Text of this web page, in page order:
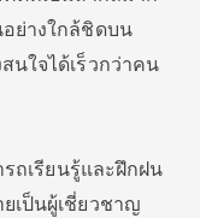
ย่างใกล้ชิดบน
นใจได้เร็วกว่าคน
รถเรียนรู้และฝึกฝน
เป็นผู้เชี่ยวชาญ